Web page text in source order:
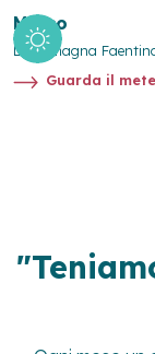
Meteo
La Romagna
Guarda il